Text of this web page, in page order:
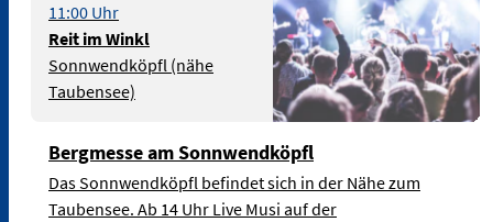
11:00 Uhr
Reit im Winkl
Sonnwendköpfl (nähe
Taubensee)
Bergmesse am Sonnwendköpfl
Das Sonnwendköpfl befindet sich in der Nähe zum
Taubensee. Ab 14 Uhr Live Musi auf der